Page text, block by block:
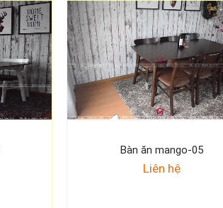
Bàn ăn mango-05
Liên hệ